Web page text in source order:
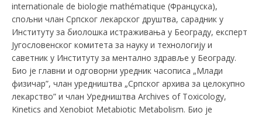
internationale de biologie mathématique (Француска),
спољни члан Српског лекарског друштва, сарадник у
Институту за биолошка истраживања у Београду, експерт
Југословенског комитета за науку и технологију и
саветник у Институту за ментално здравље у Београду.
Био је главни и одговорни уредник часописа „Млади
физичар”, члан уредништва „Српског архива за целокупно
лекарство” и члан Уредништва Archives of Toxicology,
Kinetics and Xenobiot Metabiotic Metabolism. Био је